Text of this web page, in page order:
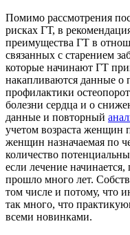
Помимо рассмотрения
рисках ГТ, в
преимущества ГТ в
связанных с старением
которые начинают ГТ
накапливаются данные о
профилактики
болезни сердца и о
данные и повторный
учетом возраста женщин
женщин назначаемая по
количество
если лечение
прошло много лет.
том числе и потому, что
так много, что
всеми новинками.